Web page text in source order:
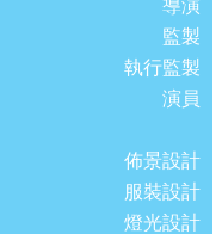
導演
監製
執行監製
演員
佈景設計
服裝設計
燈光設計